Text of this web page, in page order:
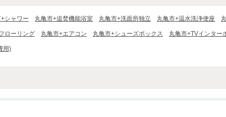
シャワー 丸亀市+追焚機能浴室 丸亀市+洗面所独立 丸亀市+温水洗浄便座
ローリング 丸亀市+エアコン 丸亀市+シューズボックス 丸亀市+TVインター
用)